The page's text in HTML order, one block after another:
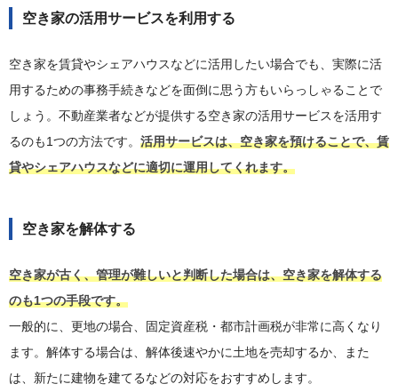
空き家の活用サービスを利用する
空き家を賃貸やシェアハウスなどに活用したい場合でも、実際に活
用するための事務手続きなどを面倒に思う方もいらっしゃることで
しょう。不動産業者などが提供する空き家の活用サービスを活用す
るのも1つの方法です。 活用サービスは、空き家を預けることで、賃
貸やシェアハウスなどに適切に運用してくれます。
空き家を解体する
空き家が古く、管理が難しいと判断した場合は、空き家を解体する
のも1つの手段です。
一般的に、更地の場合、固定資産税・都市計画税が非常に高くなり
ます。解体する場合は、解体後速やかに土地を売却するか、また
は、新たに建物を建てるなどの対応をおすすめします。